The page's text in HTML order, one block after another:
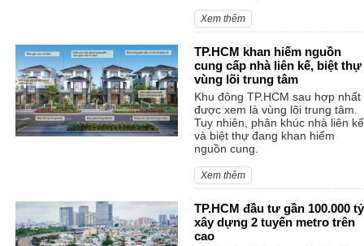
Xem thêm
TP.HCM khan hiếm nguồn
cung cấp nhà liên kế, biệt thự
vùng lõi trung tâm
Khu đông TP.HCM sau hợp nhất
được xem là vùng lõi trung tâm.
Tuy nhiên, phân khúc nhà liên kế
và biệt thự đang khan hiếm
nguồn cung.
Xem thêm
TP.HCM đầu tư gần 100.000 tỷ
xây dựng 2 tuyến metro trên
cao